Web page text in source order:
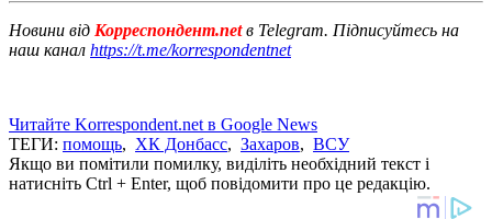
Новини від Корреспондент.netв Telegram. Підписуйтесь на
наш канал https://t.me/korrespondentnet
Читайте Korrespondent.net в Google News
ТЕГИ: помощь, ХК Донбасс, Захаров, ВСУ
Якщо ви помітили помилку, виділіть необхідний текст і
натисніть Ctrl + Enter, щоб повідомити про це редакцію.